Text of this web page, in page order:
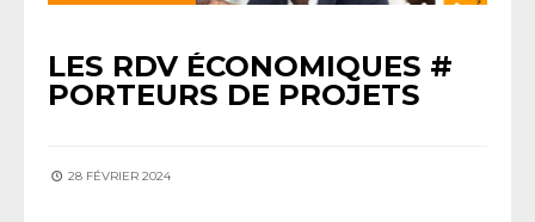
LES RDV ÉCONOMIQUES #
PORTEURS DE PROJETS
28 FÉVRIER 2024